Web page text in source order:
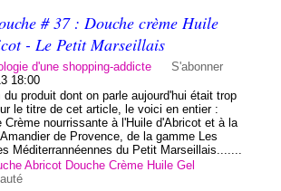
# 37 : Douche crème Huile
- Le Petit Marseillais
d'une shopping-addicte
S'abonner
18:00
du produit dont on parle aujourd'hui était trop
le titre de cet article, le voici en entier :
Crème nourrissante à l'Huile d'Abricot et à la
de Provence, de la gamme Les
Méditerrannéennes du Petit Marseillais.......
Abricot Douche Crème Huile Gel